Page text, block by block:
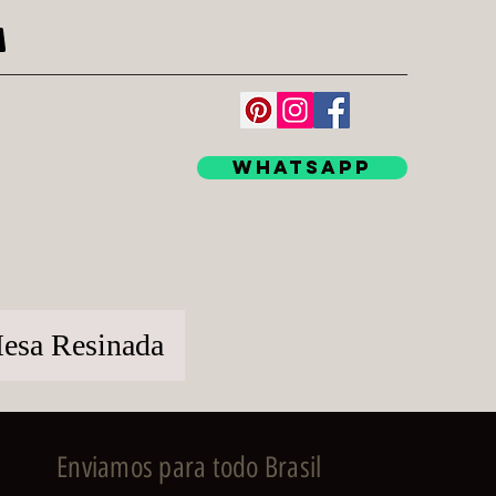
WhatsApp
Resinada
Enviamos para todo Brasil